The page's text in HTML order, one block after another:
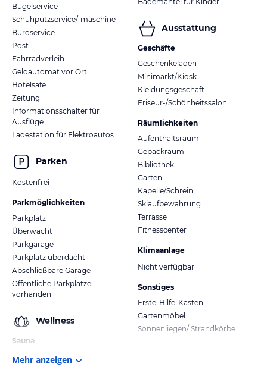
Bügelservice
Schuhputzservice/-maschine
Büroservice
Post
Fahrradverleih
Geldautomat vor Ort
Hotelsafe
Zeitung
Informationsschalter für
Ausflüge
Ladestation für Elektroautos
Parken
Kostenfrei
Parkmöglichkeiten
Parkplatz
Überwacht
Parkgarage
Parkplatz überdacht
Abschließbare Garage
Öffentliche Parkplätze
vorhanden
Wellness
Sauna
Ausstattung
Geschäfte
Geschenkeladen
Minimarkt/Kiosk
Kleidungsgeschäft
Friseur-/Schönheitssalon
Räumlichkeiten
Aufenthaltsraum
Gepäckraum
Bibliothek
Garten
Kapelle/Schrein
Skiaufbewahrung
Terrasse
Fitnesscenter
Klimaanlage
Nicht verfügbar
Sonstiges
Erste-Hilfe-Kasten
Gartenmöbel
Sonnenliegen/ Strandkörbe
Mehr anzeigen